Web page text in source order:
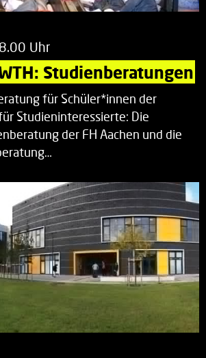
Uhr
Studienberatungen
für Schüler*innen der
Studieninteressierte: Die
der FH Aachen und die